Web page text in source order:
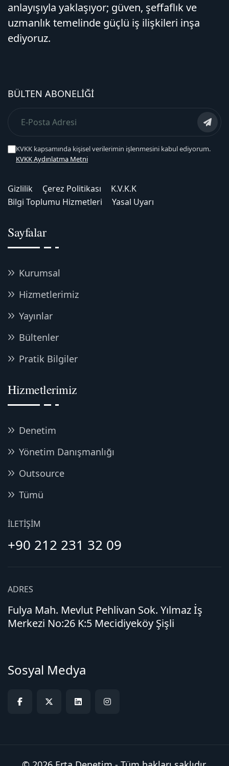
anlayışıyla yaklaşıyor; güven, şeffaflık ve
uzmanlık temelinde güçlü iş ilişkileri inşa
ediyoruz.
BÜLTEN ABONELIĞI
KVKK kapsamında kişisel verilerimin işlenmesini kabul ediyorum.
KVKK Aydınlatma Metni
Gizlilik Çerez Politikası
K.V.K.K
Bilgi Toplumu Hizmetleri
Yasal Uyarı
Sayfalar
Kurumsal
Hizmetlerimiz
Yayınlar
Bültenler
Pratik Bilgiler
Hizmetlerimiz
Denetim
Yönetim Danışmanlığı
Outsource
Tümü
İLETIŞIM
+90 212 231 32 09
ADRES
Fulya Mah. Mevlut Pehlivan Sok. Yılmaz İş
Merkezi No:26 K:5 Mecidiyeköy Şişli
Sosyal Medya